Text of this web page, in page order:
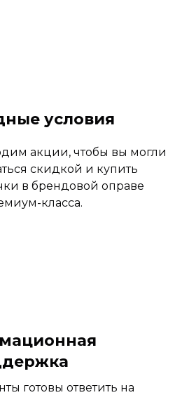
условия
акции, чтобы вы могли
скидкой и купить
в брендовой оправе
класса.
готовы ответить на